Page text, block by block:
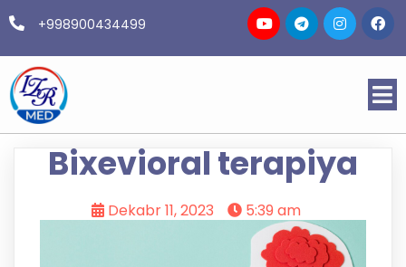
+998900434499
Bixevioral terapiya
Dekabr 11, 2023 5:39 am